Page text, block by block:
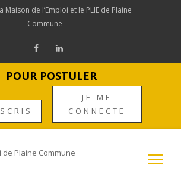
Maison de l’Emploi et le PLIE de Plaine
Commune
POUR POSTULER
JE ME
CONNECTE